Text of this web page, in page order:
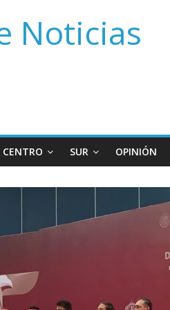
Noticias
CENTRO SUR OPINIÓN